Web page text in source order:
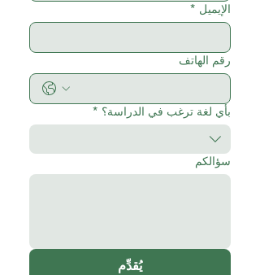
الإيميل *
رقم الهاتف
بأي لغة ترغب في الدراسة؟ *
سؤالكم
يُقدِّم